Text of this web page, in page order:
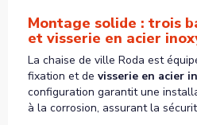
Montage solide : trois
et visserie en acier
La chaise de ville Roda est
fixation et de visserie en acier
configuration garantit une
à la corrosion, assurant la